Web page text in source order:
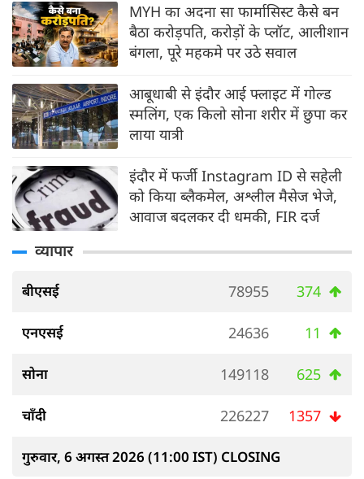
MYH का अदना सा फार्मासिस्ट कैसे बन
बैठा करोड़पति, करोड़ों के प्लॉट, आलीशान
बंगला, पूरे महकमे पर उठे सवाल
आबूधाबी से इंदौर आई फ्लाइट में गोल्‍ड
स्‍मलिंग, एक किलो सोना शरीर में छुपा कर
लाया यात्री
इंदौर में फर्जी Instagram ID से सहेली
को किया ब्लैकमेल, अश्लील मैसेज भेजे,
आवाज बदलकर दी धमकी, FIR दर्ज
व्यापार
बीएसई 78955 374
एनएसई 24636 11
सोना 149118 625
चाँदी 226227 1357
गुरुवार, 6 अगस्त 2026 (11:00 IST) CLOSING